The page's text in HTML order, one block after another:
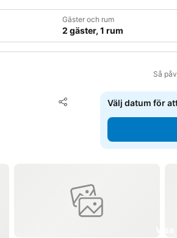
Gäster och rum
2 gäster, 1 rum
Så
Dela
Lägg till i Mina
Välj datum för